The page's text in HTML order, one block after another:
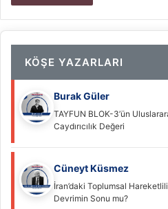
KÖŞE YAZARLARI
Burak Güler
TAYFUN BLOK-3’ün
Caydırıcılık Değeri
Cüneyt Küsmez
İran’daki Toplumsal
Devrimin Sonu mu?